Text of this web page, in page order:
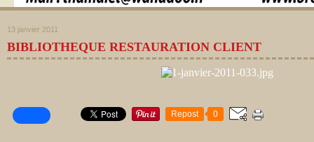
13 janvier 2011
BIBLIOTHEQUE RESTAURATION CLIENT
Repost 0